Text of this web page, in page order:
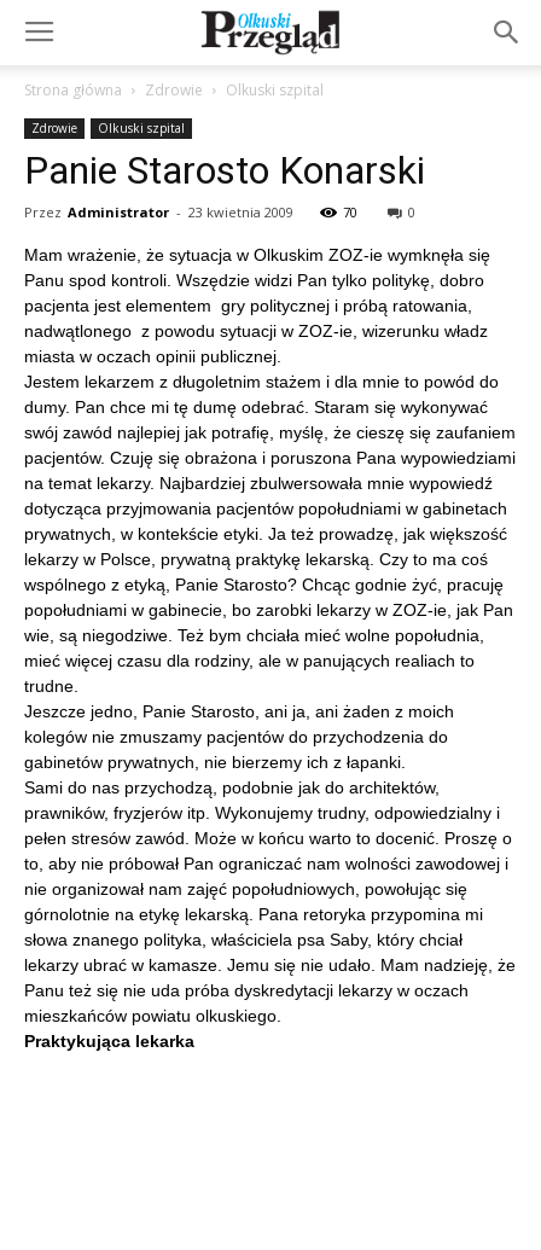
Strona główna Zdrowie Olkuski szpital
Zdrowie Olkuski szpital
Panie Starosto Konarski
Przez Administrator - 23 kwietnia 2009 70 0
Mam wrażenie, że sytuacja w Olkuskim ZOZ-ie wymknęła się
Panu spod kontroli. Wszędzie widzi Pan tylko politykę, dobro
pacjenta jest elementem gry politycznej i próbą ratowania,
nadwątlonego z powodu sytuacji w ZOZ-ie, wizerunku władz
miasta w oczach opinii publicznej.
Jestem lekarzem z długoletnim stażem i dla mnie to powód do
dumy. Pan chce mi tę dumę odebrać. Staram się wykonywać
swój zawód najlepiej jak potrafię, myślę, że cieszę się zaufaniem
pacjentów. Czuję się obrażona i poruszona Pana wypowiedziami
na temat lekarzy. Najbardziej zbulwersowała mnie wypowiedź
dotycząca przyjmowania pacjentów popołudniami w gabinetach
prywatnych, w kontekście etyki. Ja też prowadzę, jak większość
lekarzy w Polsce, prywatną praktykę lekarską. Czy to ma coś
wspólnego z etyką, Panie Starosto? Chcąc godnie żyć, pracuję
popołudniami w gabinecie, bo zarobki lekarzy w ZOZ-ie, jak Pan
wie, są niegodziwe. Też bym chciała mieć wolne popołudnia,
mieć więcej czasu dla rodziny, ale w panujących realiach to
trudne.
Jeszcze jedno, Panie Starosto, ani ja, ani żaden z moich
kolegów nie zmuszamy pacjentów do przychodzenia do
gabinetów prywatnych, nie bierzemy ich z łapanki.
Sami do nas przychodzą, podobnie jak do architektów,
prawników, fryzjerów itp. Wykonujemy trudny, odpowiedzialny i
pełen stresów zawód. Może w końcu warto to docenić. Proszę o
to, aby nie próbował Pan ograniczać nam wolności zawodowej i
nie organizował nam zajęć popołudniowych, powołując się
górnolotnie na etykę lekarską. Pana retoryka przypomina mi
słowa znanego polityka, właściciela psa Saby, który chciał
lekarzy ubrać w kamasze. Jemu się nie udało. Mam nadzieję, że
Panu też się nie uda próba dyskredytacji lekarzy w oczach
mieszkańców powiatu olkuskiego.
Praktykująca lekarka